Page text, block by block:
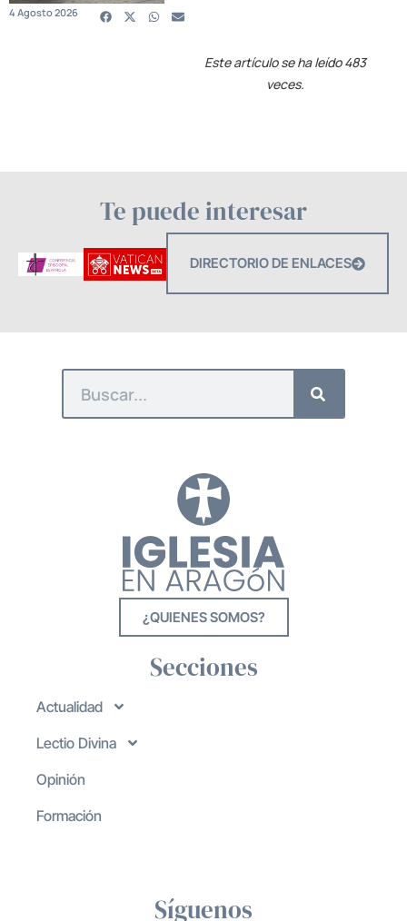
4 Agosto 2026
Este artículo se ha leído 483
veces.
Te puede interesar
DIRECTORIO DE ENLACES
¿QUIENES SOMOS?
Secciones
Actualidad
Lectio Divina
Opinión
Formación
Síguenos